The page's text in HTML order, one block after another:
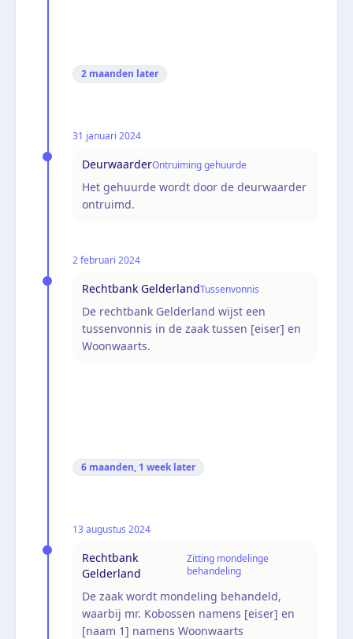
2 maanden later
31 januari 2024
DeurwaarderOntruiming gehuurde
Het gehuurde wordt door de deurwaarder
ontruimd.
2 februari 2024
Rechtbank GelderlandTussenvonnis
De rechtbank Gelderland wijst een
tussenvonnis in de zaak tussen [eiser] en
Woonwaarts.
6 maanden, 1 week later
13 augustus 2024
Rechtbank
Gelderland
Zitting mondelinge
behandeling
De zaak wordt mondeling behandeld,
waarbij mr. Kobossen namens [eiser] en
[naam 1] namens Woonwaarts